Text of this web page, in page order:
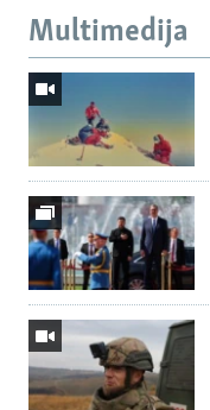
Multimedija